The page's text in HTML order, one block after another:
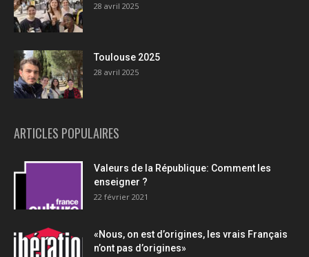
28 avril 2025
Toulouse 2025
28 avril 2025
ARTICLES POPULAIRES
Valeurs de la République: Comment les
enseigner ?
22 février 2021
«Nous, on est d’origines, les vrais Français
n’ont pas d’origines»